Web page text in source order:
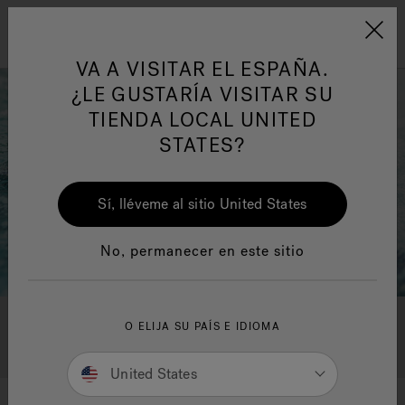
Jacuzzi&reg; EMEA
Jacuzzi® Sensational
Wellness™
One Page
Solicitud One Page
VA A VISITAR EL ESPAÑA.
¿LE GUSTARÍA VISITAR SU
TIENDA LOCAL UNITED
STATES?
Sí, lléveme al sitio United States
No, permanecer en este sitio
O ELIJA SU PAÍS E IDIOMA
United States